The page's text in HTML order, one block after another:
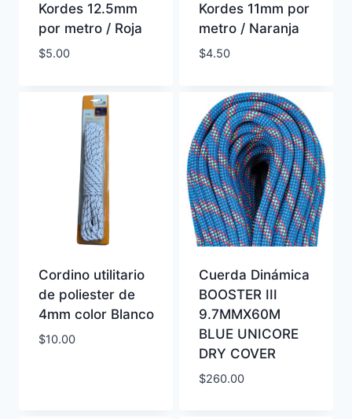
Kordes 12.5mm
por metro / Roja
$5.00
Kordes 11mm por
metro / Naranja
$4.50
Cordino utilitario
de poliester de
4mm color Blanco
$10.00
Cuerda Dinámica
BOOSTER III
9.7MMX60M
BLUE UNICORE
DRY COVER
$260.00